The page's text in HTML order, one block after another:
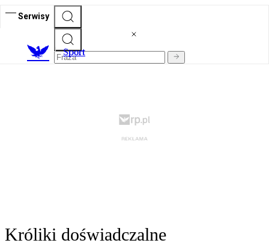
Serwisy
Sport
Króliki doświadczalne